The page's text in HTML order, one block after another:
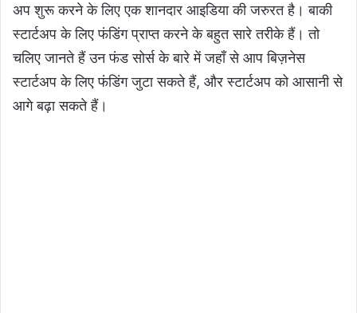
अप शुरू करने के लिए एक शानदार आइडिया की जरुरत है। बाकी
स्टार्टअप के लिए फंडिंग प्राप्त करने के बहुत सारे तरीके हैं। तो
चलिए जानते हैं उन फंड सोर्स के बारे में जहाँ से आप बिज़नेस
स्टार्टअप के लिए फंडिंग जुटा सकते हैं, और स्टार्टअप को आसानी से
आगे बढ़ा सकते हैं।